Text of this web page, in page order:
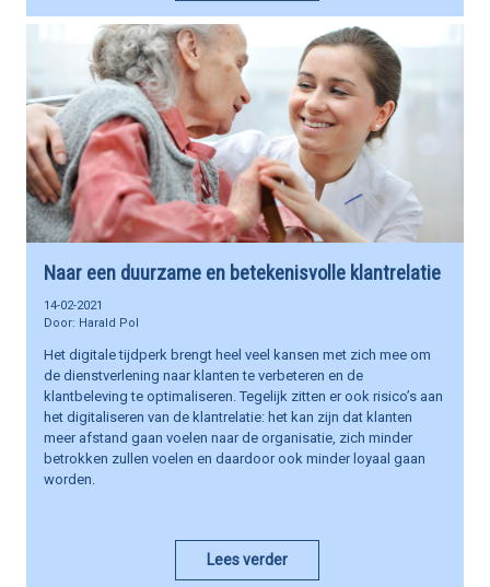
Naar een duurzame en betekenisvolle klantrelatie
14-02-2021
Harald Pol
Het digitale tijdperk brengt heel veel kansen met zich mee om
de dienstverlening naar klanten te verbeteren en de
klantbeleving te optimaliseren. Tegelijk zitten er ook risico’s aan
het digitaliseren van de klantrelatie: het kan zijn dat klanten
meer afstand gaan voelen naar de organisatie, zich minder
betrokken zullen voelen en daardoor ook minder loyaal gaan
worden.
Lees verder